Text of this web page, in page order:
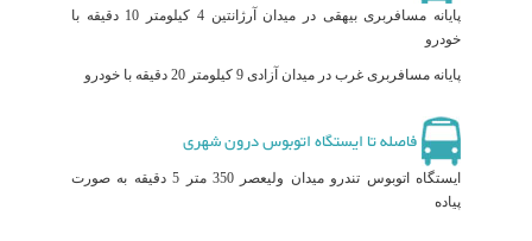
پایانه مسافربری بیهقی در میدان آرژانتین 4 کیلومتر 10 دقیقه با
خودرو
پایانه مسافربری غرب در میدان آزادی 9 کیلومتر 20 دقیقه با خودرو
فاصله تا ایستگاه اتوبوس درون شهری
ایستگاه اتوبوس تندرو میدان ولیعصر 350 متر 5 دقیقه به صورت
پیاده